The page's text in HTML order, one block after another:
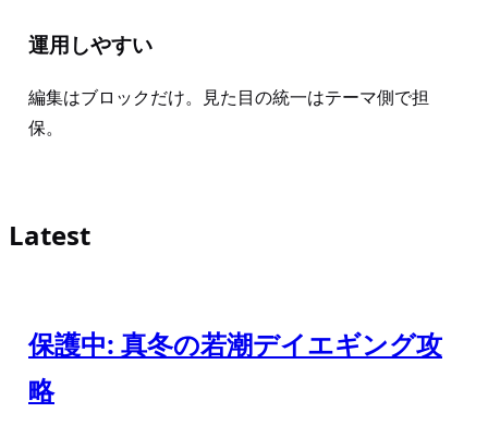
運用しやすい
編集はブロックだけ。見た目の統一はテーマ側で担
保。
Latest
保護中: 真冬の若潮デイエギング攻
略